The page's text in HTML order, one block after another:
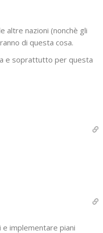
altre nazioni (nonchè gli
di questa cosa.
e soprattutto per questa
implementare piani